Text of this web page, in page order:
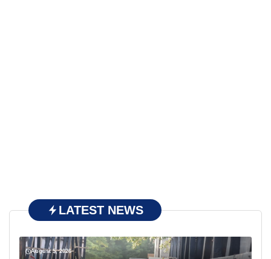
LATEST NEWS
August 5, 2026